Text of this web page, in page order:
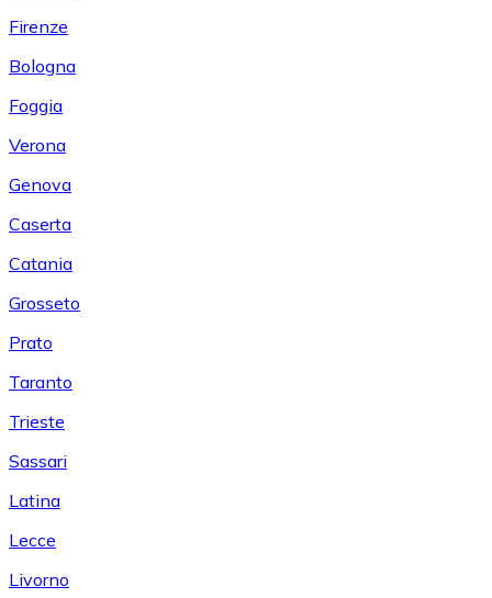
Firenze
Bologna
Foggia
Verona
Genova
Caserta
Catania
Grosseto
Prato
Taranto
Trieste
Sassari
Latina
Lecce
Livorno